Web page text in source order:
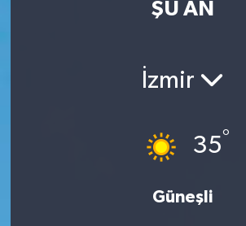
ŞU AN
İzmir
35°
Güneşli